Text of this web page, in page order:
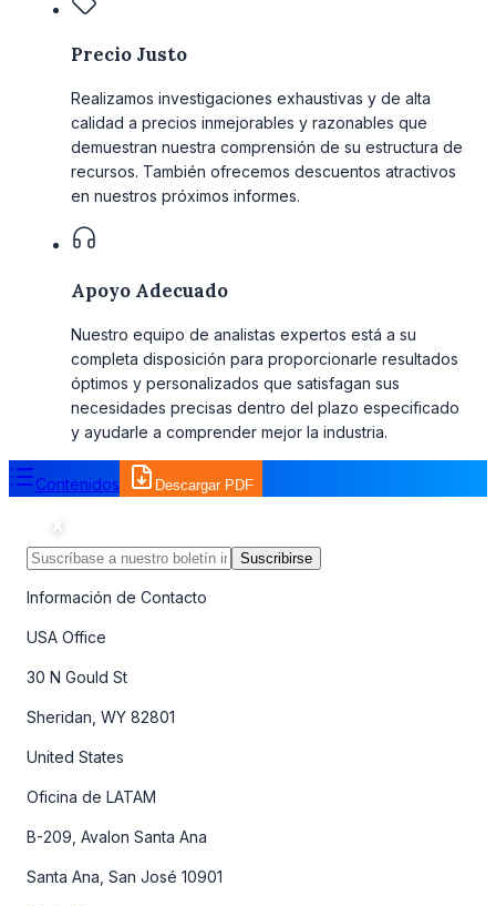
Precio Justo
Realizamos investigaciones exhaustivas y de alta
calidad a precios inmejorables y razonables que
demuestran nuestra comprensión de su estructura de
recursos. También ofrecemos descuentos atractivos
en nuestros próximos informes.
Apoyo Adecuado
Nuestro equipo de analistas expertos está a su
completa disposición para proporcionarle resultados
óptimos y personalizados que satisfagan sus
necesidades precisas dentro del plazo especificado
y ayudarle a comprender mejor la industria.
Contenidos Descargar PDF
Suscribirse
Información de Contacto
USA Office
30 N Gould St
Sheridan, WY 82801
United States
Oficina de LATAM
B-209, Avalon Santa Ana
Santa Ana, San José 10901